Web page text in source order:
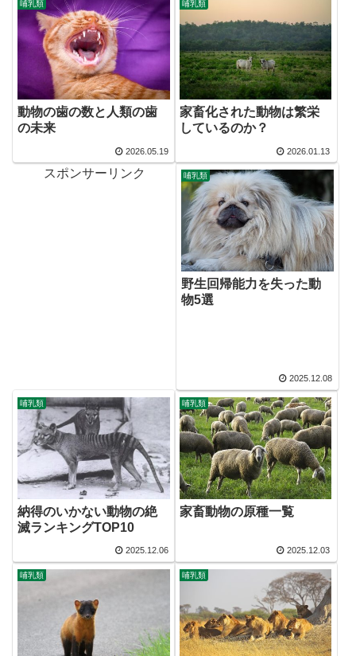
哺乳類
動物の歯の数と人類の歯
の未来
2026.05.19
哺乳類
家畜化された動物は繁栄
しているのか？
2026.01.13
スポンサーリンク 哺乳類
野生回帰能力を失った動
物5選
2025.12.08
哺乳類
納得のいかない動物の絶
滅ランキングTOP10
2025.12.06
哺乳類
家畜動物の原種一覧
2025.12.03
哺乳類 哺乳類